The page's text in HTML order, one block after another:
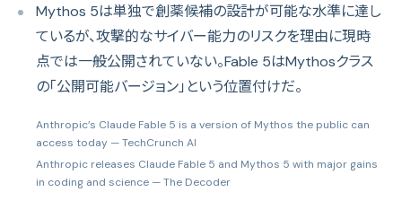
Mythos 5は単独で創薬候補の設計が可能な水準に達し
ているが、攻撃的なサイバー能力のリスクを理由に現時
点では一般公開されていない。Fable 5はMythosクラス
の「公開可能バージョン」という位置付けだ。
Anthropic’s Claude Fable 5 is a version of Mythos the public can
access today — TechCrunch AI
Anthropic releases Claude Fable 5 and Mythos 5 with major gains
in coding and science — The Decoder